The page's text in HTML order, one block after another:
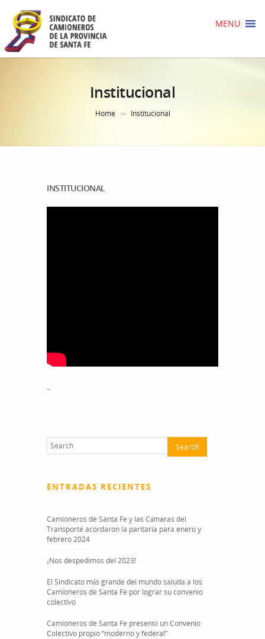
MENU
Institucional
Home >> Institucional
INSTITUCIONAL
–
ENTRADAS RECIENTES
Camioneros de Santa Fe y las Cámaras del
Transporte acordaron la paritaria para enero y
febrero 2024
¡Nos despedimos del 2023!
El Sindicato más grande del mundo saluda a los
Camioneros de Santa Fe por lograr su convenio
colectivo
Camioneros de Santa Fe presentó un Convenio
Colectivo propio “moderno y federal”